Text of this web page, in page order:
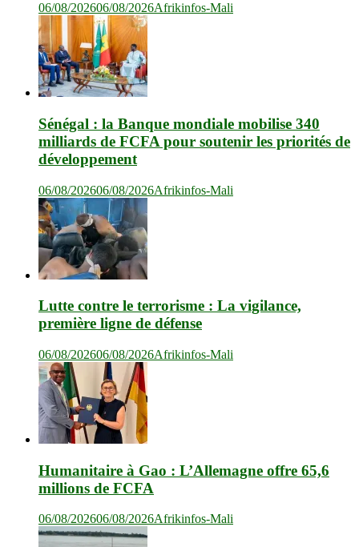
06/08/202606/08/2026Afrikinfos-Mali
Sénégal : la Banque mondiale mobilise 340
milliards de FCFA pour soutenir les priorités de
développement
06/08/202606/08/2026Afrikinfos-Mali
Lutte contre le terrorisme : La vigilance,
première ligne de défense
06/08/202606/08/2026Afrikinfos-Mali
Humanitaire à Gao : L’Allemagne offre 65,6
millions de FCFA
06/08/202606/08/2026Afrikinfos-Mali